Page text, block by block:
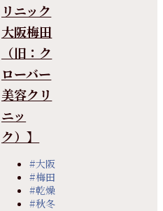
リニック
大阪梅田
（旧：ク
ローバー
美容クリ
ニッ
ク）】
#大阪
#梅田
#乾燥
#秋冬